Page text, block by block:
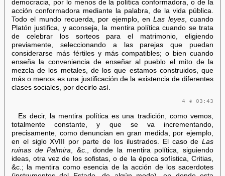
democracia, por lo menos de la política conformadora, o de la
acción conformadora mediante la palabra, de la vida pública.
Todo el mundo recuerda, por ejemplo, enLas leyes, cuando
Platón justifica, y aconseja, la mentira política cuando se trata
de celebrar los sorteos para el matrimonio, eligiendo
previamente, seleccionando a las parejas que puedan
considerarse más fértiles y más compatibles; o bien cuando
enseña la conveniencia de enseñar al pueblo el mito de la
mezcla de los metales, de los que estamos construidos, que
más o menos es una justificación de la existencia de diferentes
clases sociales, por decirlo así.
4 ❦ 03:43
Es decir, la mentira política es una tradición, como vemos,
totalmente constante, y que se va incrementando,
precisamente, como denuncian en gran medida, por ejemplo,
en el siglo XVIII por parte de los ilustrados. El caso deLas
ruinas de Palmira, &c., donde la mentira política, siguiendo
ideas, otra vez de los sofistas, o de la época sofística, Critias,
&c.; la mentira como esencia de la acción de los sacerdotes